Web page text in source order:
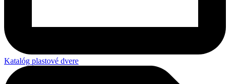
Katalóg plastové dvere